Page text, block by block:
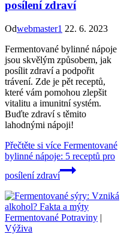
posílení zdraví
Odwebmaster1 22. 6. 2023
Fermentované bylinné nápoje
jsou skvělým způsobem, jak
posílit zdraví a podpořit
trávení. Zde je pět receptů,
které vám pomohou zlepšit
vitalitu a imunitní systém.
Buďte zdraví s těmito
lahodnými nápoji!
Přečtěte si více Fermentované
bylinné nápoje: 5 receptů pro
posílení zdraví
Fermentované Potraviny |
Výživa